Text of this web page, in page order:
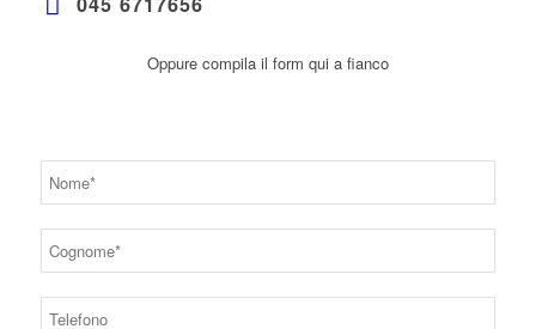
Oppure compila il form qui a fianco